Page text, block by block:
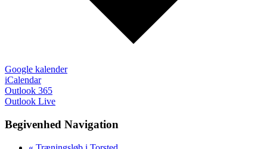
Google kalender
iCalendar
Outlook 365
Outlook Live
Begivenhed Navigation